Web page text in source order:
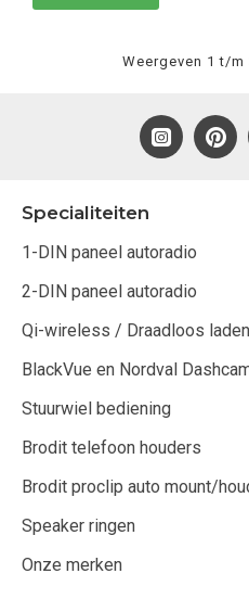
Weergeven 1 t/
Specialiteiten
1-DIN paneel autoradio
2-DIN paneel autoradio
Qi-wireless / Draadloos laden
BlackVue en Nordval
Stuurwiel bediening
Brodit telefoon houders
Brodit proclip auto mount/
Speaker ringen
Onze merken